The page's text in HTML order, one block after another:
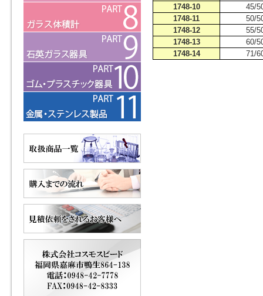
1748-10
45/
1748-11
50/
1748-12
55/
1748-13
60/
1748-14
71/